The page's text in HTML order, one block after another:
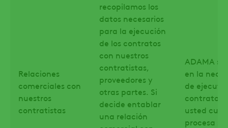
Relaciones
comerciales con
nuestros
contratistas
recopilamos los
datos necesarios
para la ejecución
de los contratos
con nuestros
contratistas,
proveedores y
otras partes. Si
decide entablar
una relación
ADAMA se
en la
de
contrato
usted
procesa su